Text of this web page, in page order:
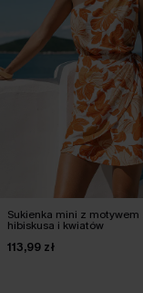
Sukienka mini z motywem
hibiskusa i kwiatów
113,99 zł